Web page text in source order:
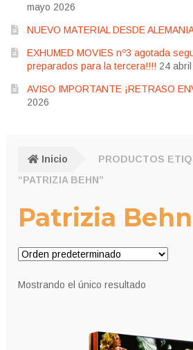
mayo 2026
NUEVO MATERIAL DESDE ALEMANIA
EXHUMED MOVIES nº3 agotada
preparados para la tercera!!!! 24
AVISO IMPORTANTE ¡RETRASO
2026
Inicio
PRODUCTOS
“PATRIZIA BEHN”
Patrizia Behn
Mostrando el único resultado